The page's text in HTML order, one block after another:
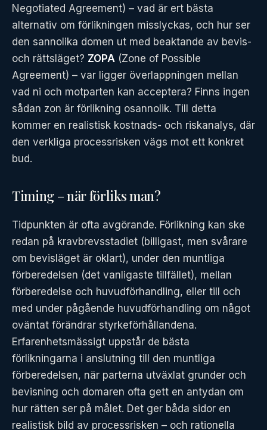
Negotiated Agreement) – vad är ert bästa
alternativ om förlikningen misslyckas, och hur ser
den sannolika domen ut med beaktande av bevis-
och rättsläget? ZOPA (Zone of Possible
Agreement) – var ligger överlappningen mellan
vad ni och motparten kan acceptera? Finns ingen
sådan zon är förlikning osannolik. Till detta
kommer en realistisk kostnads- och riskanalys, där
den verkliga processrisken vägs mot ett konkret
bud.
Timing – när förliks man?
Tidpunkten är ofta avgörande. Förlikning kan ske
redan på kravbrevsstadiet (billigast, men svårare
om bevisläget är oklart), under den muntliga
förberedelsen (det vanligaste tillfället), mellan
förberedelse och huvudförhandling, eller till och
med under pågående huvudförhandling om något
oväntat förändrar styrkeförhållandena.
Erfarenhetsmässigt uppstår de bästa
förlikningarna i anslutning till den muntliga
förberedelsen, när parterna utväxlat grunder och
bevisning och domaren ofta gett en antydan om
hur rätten ser på målet. Det ger båda sidor en
realistisk bild av processrisken – och rationella